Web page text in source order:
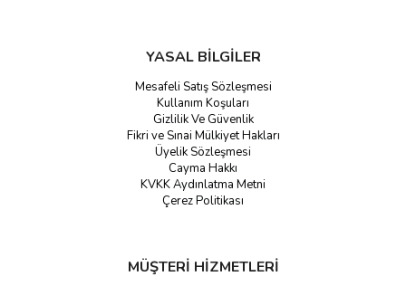
YASAL BİLGİLER
Mesafeli Satış Sözleşmesi
Kullanım Koşuları
Gizlilik Ve Güvenlik
Fikri ve Sınai Mülkiyet Hakları
Üyelik Sözleşmesi
Cayma Hakkı
KVKK Aydınlatma Metni
Çerez Politikası
MÜŞTERİ HİZMETLERİ